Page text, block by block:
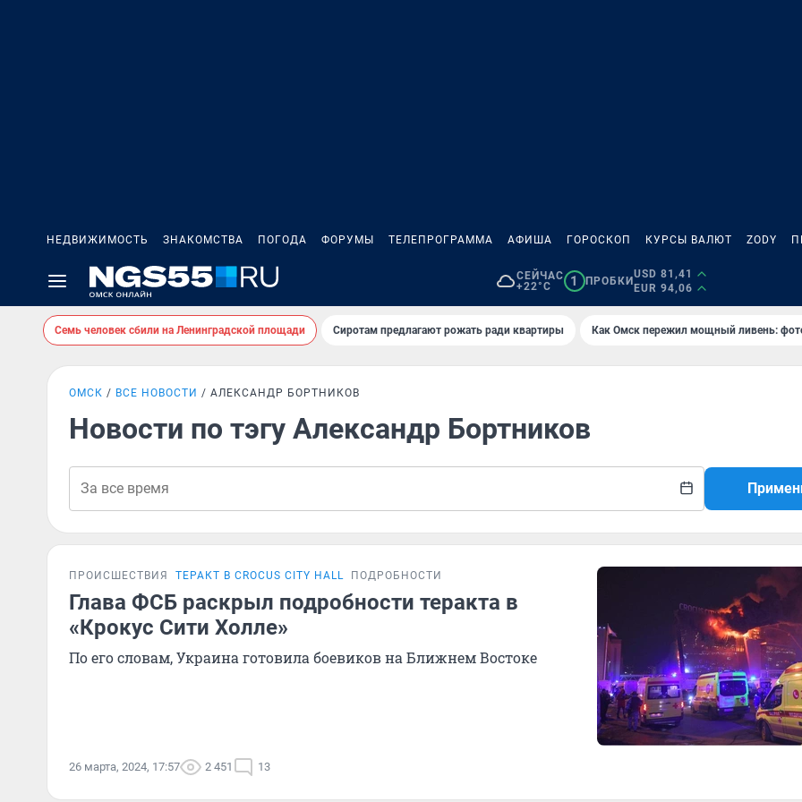
НЕДВИЖИМОСТЬ ЗНАКОМСТВА ПОГОДА ФОРУМЫ ТЕЛЕПРОГРАММА АФИША ГОРОСКОП КУРСЫ ВАЛЮТ ZODY
СЕЙЧАС
+22°C
1 ПРОБКИ
USD 81,41
EUR 94,06
Семь человек сбили на Ленинградской площади Сиротам предлагают рожать ради квартиры Как Омск пережил мощный ливень:
ОМСК ВСЕ НОВОСТИ АЛЕКСАНДР БОРТНИКОВ
Новости по тэгу Александр Бортников
ПРОИСШЕСТВИЯ ТЕРАКТ В CROCUS CITY HALL ПОДРОБНОСТИ
Глава ФСБ раскрыл подробности теракта в
«Крокус Сити Холле»
По его словам, Украина готовила боевиков на Ближнем Востоке
26 марта, 2024, 17:57 2 451 13